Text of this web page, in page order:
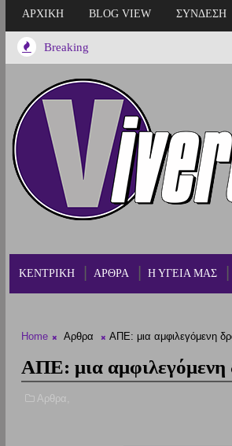
ΑΡΧΙΚΗ BLOG VIEW ΣΥΝΔΕΣΗ
Breaking
ΚΕΝΤΡΙΚΗ ΑΡΘΡΑ Η ΥΓΕΙΑ ΜΑΣ
Home Αρθρα ΑΠΕ: μια αμφιλεγόμενη
ΑΠΕ: μια αμφιλεγόμενη
Αρθρα,